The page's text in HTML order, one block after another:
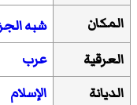
المكان شبه
العرقية
عرب
الديانة
الإسلام